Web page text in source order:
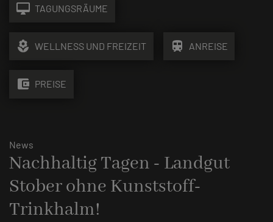
desktop_mac TAGUNGSRÄUME
local_florist WELLNESS UND FREIZEIT train ANREISE
account_balance_wallet PREISE
News
Nachhaltig Tagen - Landgut
Stober ohne Kunststoff-
Trinkhalm!